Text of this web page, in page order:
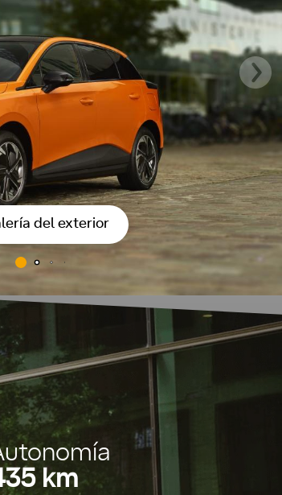
del exterior
km